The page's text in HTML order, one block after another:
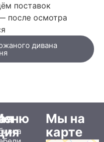
поставок
после осмотра
дивана
Мы на
карте